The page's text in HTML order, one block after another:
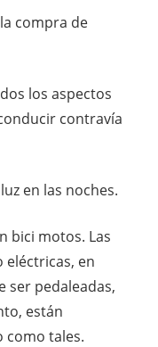
compra de
los aspectos
contravía
en las noches.
bici motos. Las
eléctricas, en
ser pedaleadas,
están
como tales.